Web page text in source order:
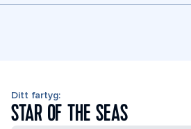
Ditt fartyg:
STAR OF THE SEAS